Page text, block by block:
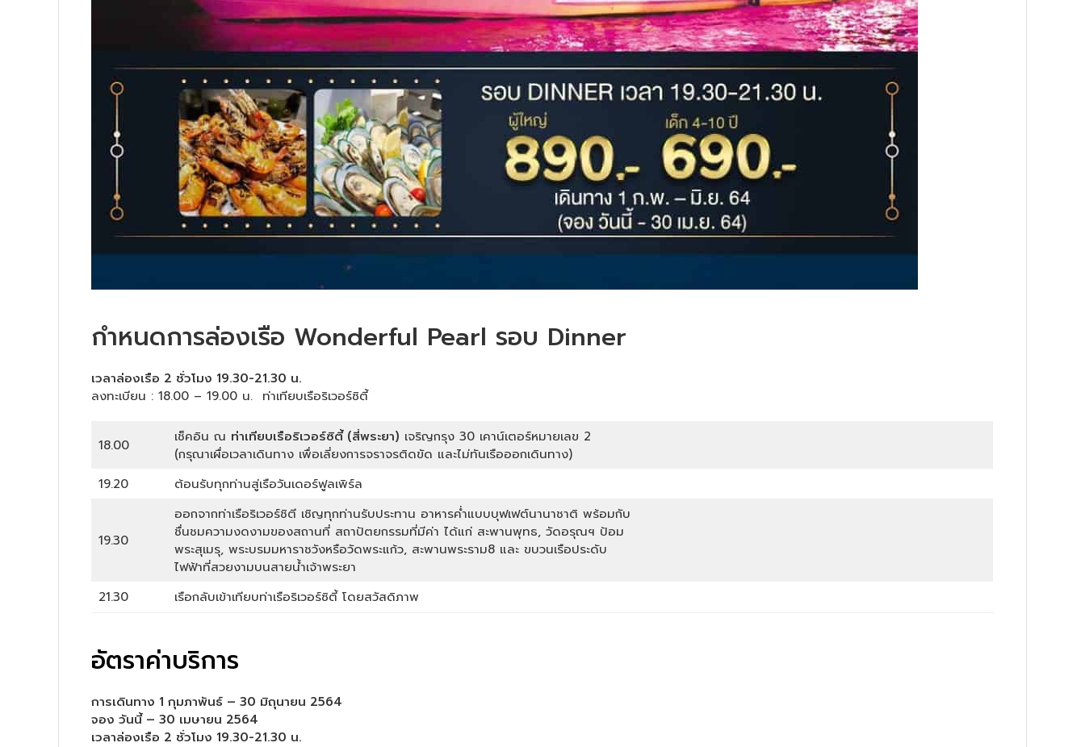
กำหนดการล่องเรือ Wonderful Pearl รอบ Dinner
เวลาล่องเรือ 2 ชั่วโมง 19.30-21.30 น.
ลงทะเบียน : 18.00 – 19.00 น. ท่าเทียบเรือริเวอร์ซิตี้
18.00 เช็คอิน ณ ท่าเทียบเรือริเวอร์ซิตี้ (สี่พระยา) เจริญกรุง 30 เคาน์เตอร์หมายเลข 2
(กรุณาเผื่อเวลาเดินทาง เพื่อเลี่ยงการจราจรติดขัด และไม่ทันเรือออกเดินทาง)
19.20
ต้อนรับทุกท่านสู่เรือวันเดอร์ฟูลเพิร์ล
19.30
ออกจากท่าเรือริเวอร์ชิตี เชิญทุกท่านรับประทาน อาหารค่ำแบบบุฟเฟต์นานาชาติ พร้อมกับ
ชื่นชมความงดงามของสถานที่ สถาปัตยกรรมที่มีค่า ได้แก่ สะพานพุทธ, วัดอรุณฯ ป้อม
พระสุเมรุ, พระบรมมหาราชวังหรือวัดพระแก้ว, สะพานพระราม8 และ ขบวนเรือประดับ
ไฟฟ้าที่สวยงามบนสายน้ำเจ้าพระยา
21.30
เรือกลับเข้าเทียบท่าเรือริเวอร์ซิตี้ โดยสวัสดิภาพ
อัตราค่าบริการ
การเดินทาง 1 กุมภาพันธ์ – 30 มิถุนายน 2564
จอง วันนี้ – 30 เมษายน 2564
เวลาล่องเรือ 2 ชั่วโมง 19.30-21.30 น.